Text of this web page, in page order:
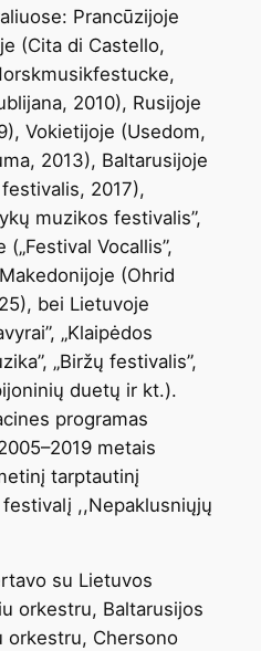
Prancūzijoje
(Cita di Castello,
2010), Rusijoje
Vokietijoje (Usedom,
2013), Baltarusijoje
2017),
muzikos festivalis”,
Vocallis”,
(Ohrid
bei Lietuvoje
„Klaipėdos
„Biržų festivalis”,
duetų ir kt.).
programas
metais
tarptautinį
,,Nepaklusniųjų
su Lietuvos
orkestru, Baltarusijos
orkestru, Chersono